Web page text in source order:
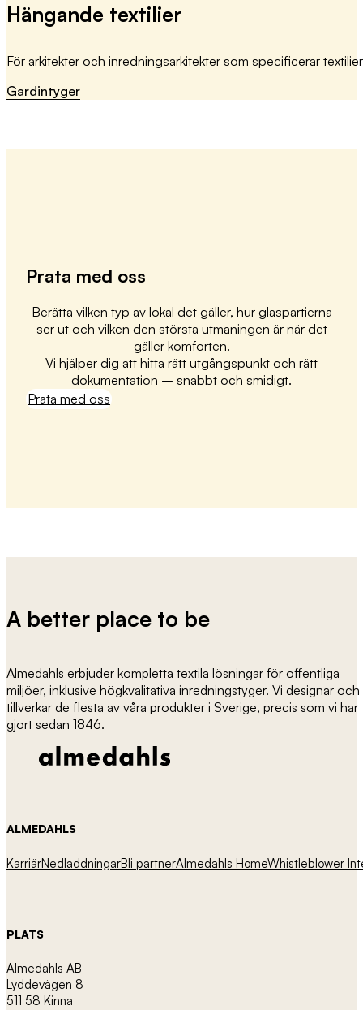
Hängande textilier
För arkitekter och inredningsarkitekter som specificerar
Gardintyger
Prata med oss
Berätta vilken typ av lokal det gäller, hur glaspartierna
ser ut och vilken den största utmaningen är när det
gäller komforten.
Vi hjälper dig att hitta rätt utgångspunkt och rätt
dokumentation – snabbt och smidigt.
Prata med oss
A better place to be
Almedahls erbjuder kompletta textila lösningar för offentliga
miljöer, inklusive högkvalitativa inredningstyger. Vi designar och
tillverkar de flesta av våra produkter i Sverige, precis som vi har
gjort sedan 1846.
ALMEDAHLS
KarriärNedladdningarBli partnerAlmedahls HomeWhistleblower
PLATS
Almedahls AB
Lyddevägen 8
511 58 Kinna